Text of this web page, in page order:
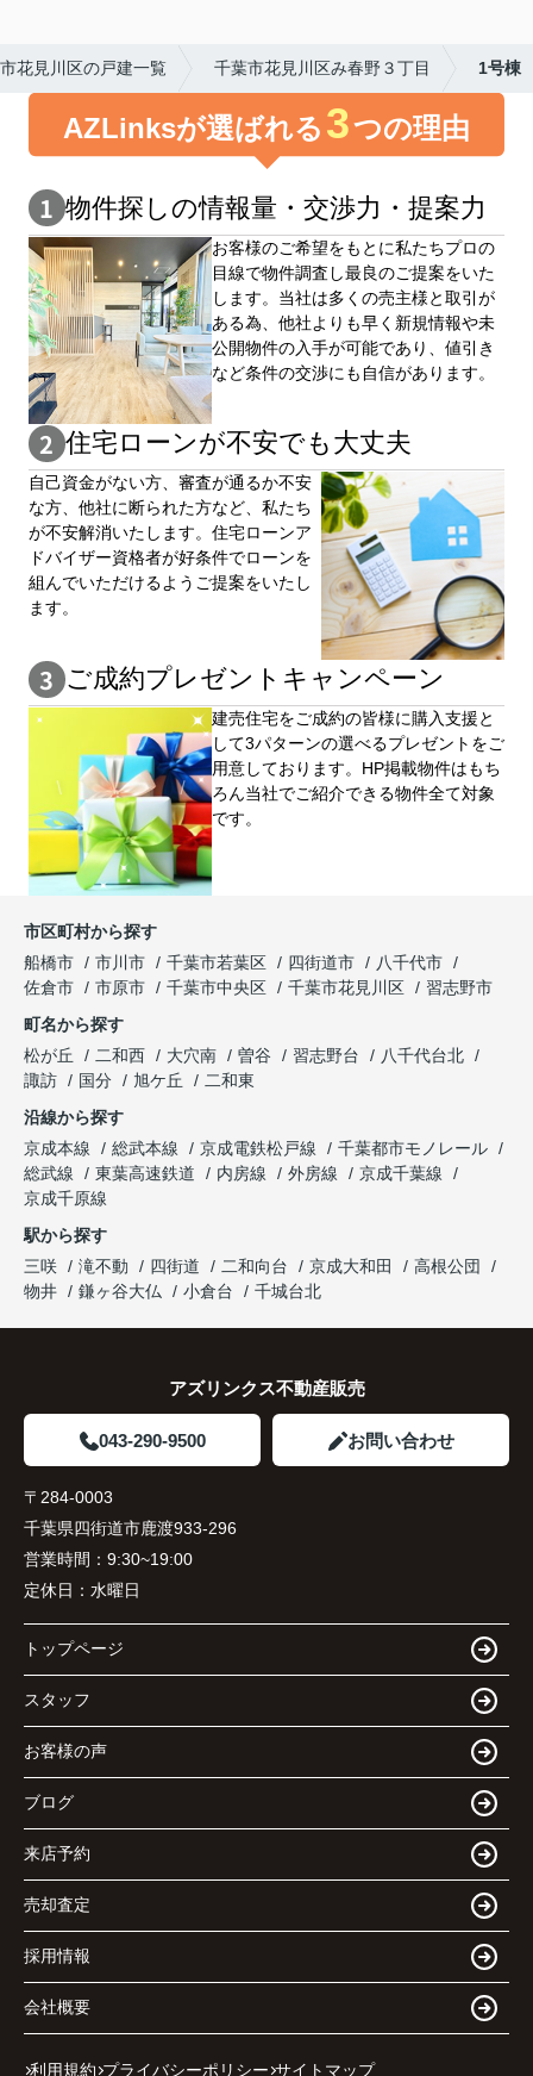
花見川区の戸建一覧 千葉市花見川区み春野３丁目 1号棟
AZLinksが選ばれる 3つの理由
物件探しの情報量・交渉⼒・提案⼒
お客様のご希望をもとに私たちプロの
目線で物件調査し最良のご提案をいた
します。当社は多くの売主様と取引が
ある為、他社よりも早く新規情報や未
公開物件の⼊手が可能であり、値引き
など条件の交渉にも自信があります。
住宅ローンが不安でも大丈夫
自⼰資⾦がない⽅、審査が通るか不安
な⽅、他社に断られた⽅など、私たち
が不安解消いたします。住宅ローンア
ドバイザー資格者が好条件でローンを
組んでいただけるようご提案をいたし
ます。
ご成約プレゼントキャンペーン
建売住宅をご成約の皆様に購⼊⽀援と
して3パターンの選べるプレゼントをご
用意しております。HP掲載物件はもち
ろん当社でご紹介できる物件全て対象
です。
市区町村から探す
船橋市
市川市 千葉市若葉区 四街道市
八千代市
佐倉市
市原市 千葉市中央区 千葉市花見川区
習志野市
町名から探す
松が丘
二和西 大穴南 曽谷 習志野台
八千代台北
諏訪
国分 旭ケ丘
二和東
沿線から探す
京成本線
総武本線 京成電鉄松戸線
千葉都市モノレール
総武線
東葉高速鉄道 内房線 外房線
京成千葉線
京成千原線
駅から探す
三咲
滝不動 四街道 二和向台 京成大和田
高根公団
物井
鎌ヶ谷大仏 小倉台 千城台北
アズリンクス不動産販売
043-290-9500 お問い合わせ
〒284-0003
千葉県四街道市鹿渡933-296
営業時間： 9:30~19:00
定休日： 水曜日
トップページ
スタッフ
お客様の声
ブログ
来店予約
売却査定
採用情報
会社概要
利用規約 プライバシーポリシー サイトマップ